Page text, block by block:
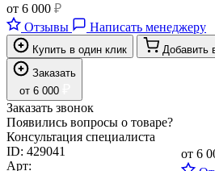
от 6 000 ₽
Отзывы
Написать менеджеру
Купить в один клик
Добавить
Заказать
от 6 000
Заказать звонок
Появились вопросы о товаре?
Консультация специалиста
ID: 429041
Арт:
от 6